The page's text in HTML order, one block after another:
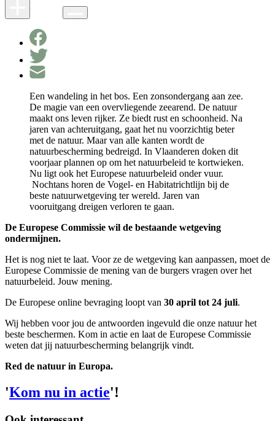
Een wandeling in het bos. Een zonsondergang aan zee.
De magie van een overvliegende zeearend. De natuur
maakt ons leven rijker. Ze biedt rust en schoonheid. Na
jaren van achteruitgang, gaat het nu voorzichtig beter
met de natuur. Maar van alle kanten wordt de
natuurbescherming bedreigd. In Vlaanderen doken dit
voorjaar plannen op om het natuurbeleid te kortwieken.
Nu ligt ook het Europese natuurbeleid onder vuur.
Nochtans horen de Vogel- en Habitatrichtlijn bij de
beste natuurwetgeving ter wereld. Jaren van
vooruitgang dreigen verloren te gaan.
De Europese Commissie wil de bestaande wetgeving
ondermijnen.
Het is nog niet te laat. Voor ze de wetgeving kan aanpassen, moet de
Europese Commissie de mening van de burgers vragen over het
natuurbeleid. Jouw mening.
De Europese online bevraging loopt van 30 april tot 24 juli.
Wij hebben voor jou de antwoorden ingevuld die onze natuur het
beste beschermen. Kom in actie en laat de Europese Commissie
weten dat jij natuurbescherming belangrijk vindt.
Red de natuur in Europa.
'Kom nu in actie'!